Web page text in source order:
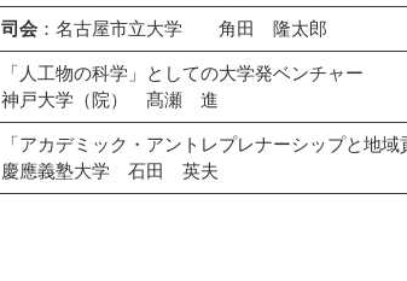
司会：名古屋市立大学 角田 隆太郎
「人工物の科学」としての大学発ベンチャー
神戸大学（院） 髙瀬 進
「アカデミック・アントレプレナーシップと地域
慶應義塾大学 石田 英夫